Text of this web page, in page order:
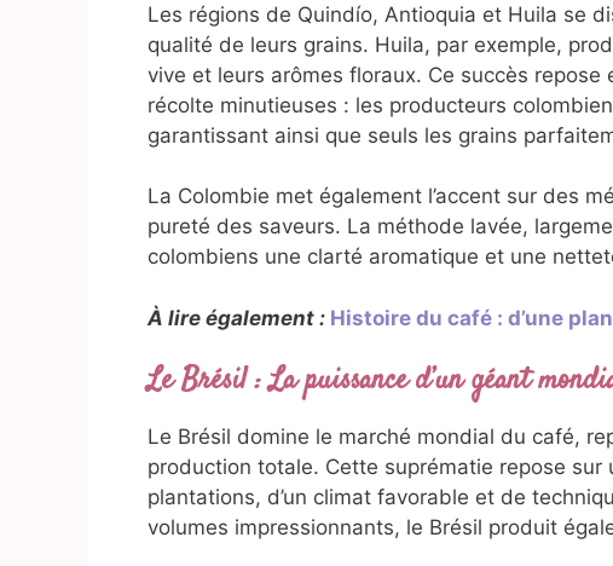
Les régions de Quindío, Antioquia et Huila se
qualité de leurs grains. Huila, par exemple,
vive et leurs arômes floraux. Ce succès
récolte minutieuses : les producteurs
garantissant ainsi que seuls les grains
La Colombie met également l’accent sur des
pureté des saveurs. La méthode lavée,
colombiens une clarté aromatique et une
À lire également : Histoire du café : d’une
Le Brésil : La puissance d’un géant
Le Brésil domine le marché mondial du café,
production totale. Cette suprématie repose sur
plantations, d’un climat favorable et de
volumes impressionnants, le Brésil produit